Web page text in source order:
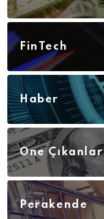
FinTech
Haber
Öne Çıkanlar
Perakende